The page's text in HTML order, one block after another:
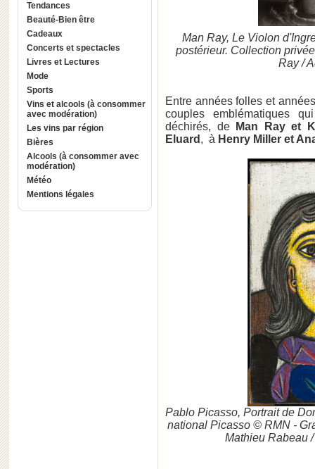
Tendances
Beauté-Bien être
Cadeaux
Concerts et spectacles
Livres et Lectures
Mode
Sports
Vins et alcools (à consommer
avec modération)
Les vins par région
Bières
Alcools (à consommer avec
modération)
Météo
Mentions légales
Man Ray, Le Violon
postérieur. Collection
Ray /
Entre années folles et
couples emblématiques
déchirés, de
Man Ray et
Eluard , à Henry Miller et
Pablo Picasso, Portrait de
national Picasso © RMN -
Mathieu Rabeau